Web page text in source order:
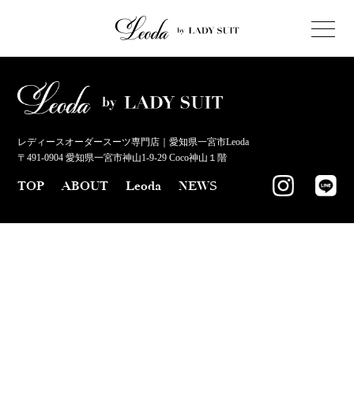
レディースオーダースーツ専門店｜愛知県一宮市Leoda
〒491-0904 愛知県一宮市神山1-9-29 Coco神山１階
TOP ABOUT Leoda NEWS